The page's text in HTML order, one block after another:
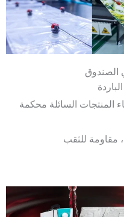
الصندوق
المنتجات السائلة محكمة
مقاومة للثقب